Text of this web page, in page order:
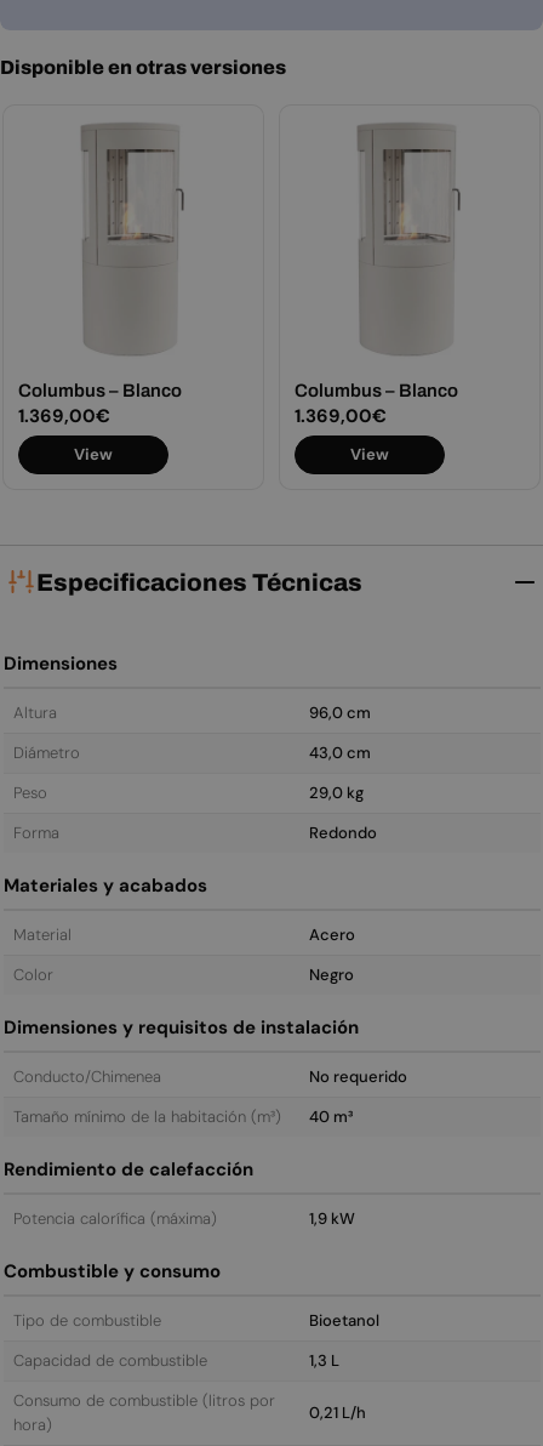
Disponible en otras versiones
Columbus – Blanco
Precio
habitual
1.369,00€
View
Columbus – Blanco
Precio
habitual
1.369,00€
View
Especificaciones Técnicas
Dimensiones
Altura
96,0 cm
Diámetro
43,0 cm
Peso
29,0 kg
Forma
Redondo
Materiales y acabados
Material
Acero
Color
Negro
Dimensiones y requisitos de instalación
Conducto/Chimenea
No requerido
Tamaño mínimo de la habitación (m³)
40 m³
Rendimiento de calefacción
Potencia calorífica (máxima) 1,9 kW
Combustible y consumo
Tipo de combustible
Bioetanol
Capacidad de combustible
1,3 L
Consumo de combustible (litros por
hora)
0,21 L/h